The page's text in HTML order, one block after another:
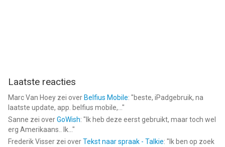
Laatste reacties
Marc Van Hoey zei over Belfius Mobile: "beste, iPadgebruik, na
laatste update, app. belfius mobile,... "
Sanne zei overGoWish: " Ik heb deze eerst gebruikt, maar toch wel
erg Amerikaans.. Ik... "
Frederik Visser zei overTekst naar spraak - Talkie: " Ik ben op zoek